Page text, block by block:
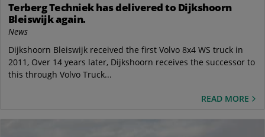
Terberg Techniek has delivered to Dijkshoorn
Bleiswijk again.
News
Dijkshoorn Bleiswijk received the first Volvo 8x4 WS truck in
2011, Over 14 years later, Dijkshoorn receives the successor to
this through Volvo Truck...
READ MORE